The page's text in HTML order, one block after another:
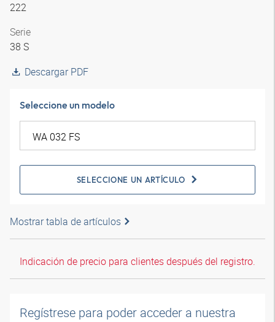
222
Serie
38 S
Descargar PDF
Seleccione un modelo
SELECCIONE UN ARTÍCULO
Mostrar tabla de artículos
Indicación de precio para clientes después del registro.
Regístrese para poder acceder a nuestra